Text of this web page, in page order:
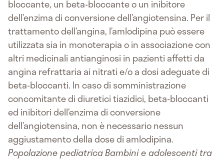
bloccante, un beta-bloccante o un inibitore
dell’enzima di conversione dell’angiotensina. Per il
trattamento dell’angina, l’amlodipina può essere
utilizzata sia in monoterapia o in associazione con
altri medicinali antianginosi in pazienti affetti da
angina refrattaria ai nitrati e/o a dosi adeguate di
beta-bloccanti. In caso di somministrazione
concomitante di diuretici tiazidici, beta-bloccanti
ed inibitori dell’enzima di conversione
dell’angiotensina, non è necessario nessun
aggiustamento della dose di amlodipina.
Popolazione pediatricaBambini e adolescenti tra